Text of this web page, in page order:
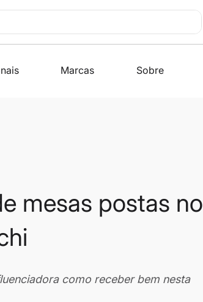
Marcas Sobre
mesas postas no
como receber bem nesta